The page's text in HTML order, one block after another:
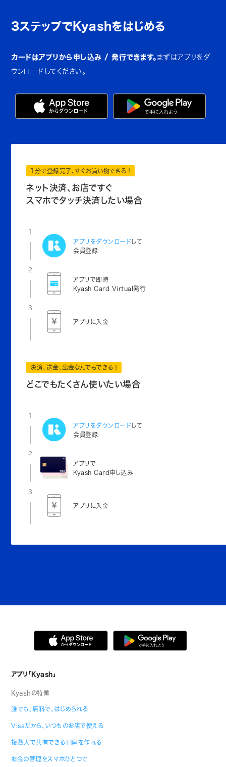
3ステップでKyashをはじめる
カードはアプリから申し込み / 発行できます。 まずはアプリをダ
ウンロードしてください。
1分で登録完了、すぐお買い物できる！
ネット決済、お店ですぐ
スマホでタッチ決済したい場合
1
アプリをダウンロードして
会員登録
2
アプリで即時
Kyash Card Virtual発行
3
アプリに入金
決済、送金、出金なんでもできる！
どこでもたくさん使いたい場合
1
アプリをダウンロードして
会員登録
2
アプリで
Kyash Card申し込み
3
アプリに入金
アプリ「Kyash」
Kyashの特徴
誰でも、無料で、はじめられる
Visaだから、いつものお店で使える
複数人で共有できる口座を作れる
お金の管理をスマホひとつで